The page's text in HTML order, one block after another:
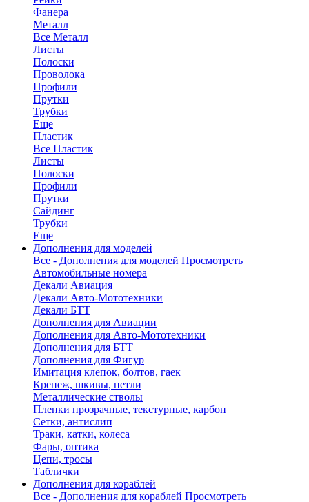
Фанера
Металл
Все Металл
Листы
Полоски
Проволока
Профили
Прутки
Трубки
Еще
Пластик
Все Пластик
Листы
Полоски
Профили
Прутки
Сайдинг
Трубки
Еще
Дополнения для моделей
Все - Дополнения для моделей Просмотреть
Автомобильные номера
Декали Авиация
Декали Авто-Мототехники
Декали БТТ
Дополнения для Авиации
Дополнения для Авто-Мототехники
Дополнения для БТТ
Дополнения для Фигур
Имитация клепок, болтов, гаек
Крепеж, шкивы, петли
Металлические стволы
Пленки прозрачные, текстурные, карбон
Сетки, антислип
Траки, катки, колеса
Фары, оптика
Цепи, тросы
Таблички
Дополнения для кораблей
Все - Дополнения для кораблей Просмотреть